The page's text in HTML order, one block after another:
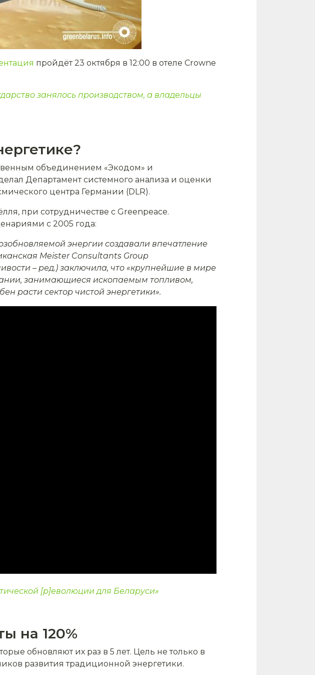
пройдёт 23 октября в 12:00 в отеле Crowne
занялось производством, а владельцы
объединением «Экодом» и
Департамент системного анализа и оценки
центра Германии (DLR).
при сотрудничестве с Greenpeace.
с 2005 года:
энергии создавали впечатление
Meister Consultants Group
– ред.) заключила, что «крупнейшие в мире
занимающиеся ископаемым топливом,
расти сектор чистой энергетики».
[р]еволюции для Беларуси»
на 120%
обновляют их раз в 5 лет. Цель не только в
развития традиционной энергетики.